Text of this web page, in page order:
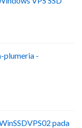
plumeria -
pada